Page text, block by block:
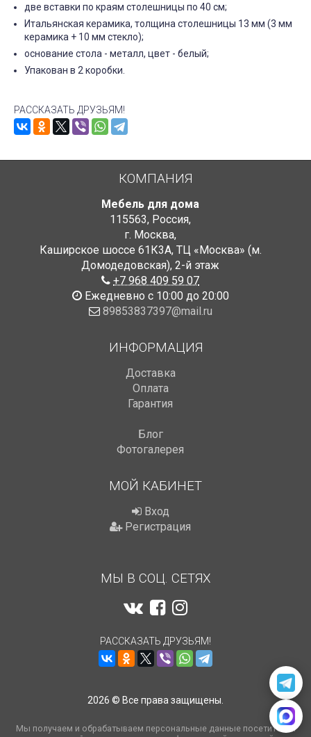
две вставки по краям столешницы по 40 см;
Итальянская керамика, толщина столешницы 13 мм (3 мм
керамика + 10 мм стекло);
основание стола - металл, цвет - белый;
Упакован в 2 коробки.
РАССКАЗАТЬ ДРУЗЬЯМ!
КОМПАНИЯ
Мебель для дома
115563, Россия,
г. Москва,
Каширское шоссе 61К3А, ТЦ «Москва» (м.
Домодедовская), 2-й этаж
+7 968 409 59 07
Ежедневно с 10:00 до 20:00
89853837397@mail.ru
ИНФОРМАЦИЯ
Доставка
Оплата
Гарантия
Блог
Фотогалерея
МОЙ КАБИНЕТ
Вход
Регистрация
МЫ В СОЦ. СЕТЯХ
РАССКАЗАТЬ ДРУЗЬЯМ!
2026 © Все права защищены.
Мы получаем и обрабатываем персональные данные посетителей